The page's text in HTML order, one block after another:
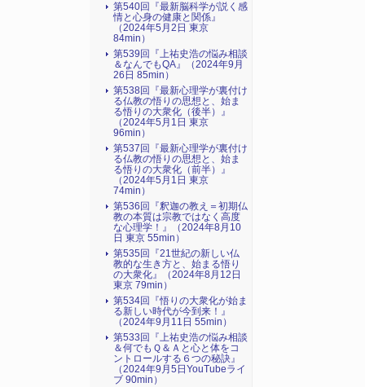
第540回『最新脳科学が説く感
情と心身の健康と関係』
（2024年5月2日 東京
84min）
第539回『上祐史浩の悩み相談
＆なんでもQA』（2024年9月
26日 85min）
第538回『最新心理学が裏付け
る仏教の悟りの思想と、始ま
る悟りの大衆化（後半）』
（2024年5月1日 東京
96min）
第537回『最新心理学が裏付け
る仏教の悟りの思想と、始ま
る悟りの大衆化（前半）』
（2024年5月1日 東京
74min）
第536回『釈迦の教え＝初期仏
教の本質は宗教ではなく高度
な心理学！』（2024年8月10
日 東京 55min）
第535回『21世紀の新しい仏
教的な生き方と、始まる悟り
の大衆化』（2024年8月12日
東京 79min）
第534回『悟りの大衆化が始ま
る新しい時代が今到来！』
（2024年9月11日 55min）
第533回『上祐史浩の悩み相談
＆何でもＱ＆Ａと心と体をコ
ントロールする６つの秘訣』
（2024年9月5日YouTubeライ
ブ 90min）